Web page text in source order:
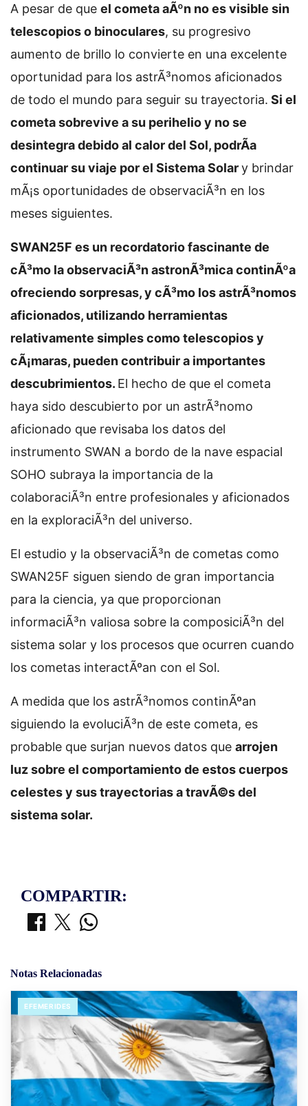
A pesar de que el cometa aÃºn no es visible sin
telescopios o binoculares, su progresivo
aumento de brillo lo convierte en una excelente
oportunidad para los astrÃ³nomos aficionados
de todo el mundo para seguir su trayectoria. Si el
cometa sobrevive a su perihelio y no se
desintegra debido al calor del Sol, podrÃ­a
continuar su viaje por el Sistema Solary brindar
mÃ¡s oportunidades de observaciÃ³n en los
meses siguientes.
SWAN25F es un recordatorio fascinante de
cÃ³mo la observaciÃ³n astronÃ³mica continÃºa
ofreciendo sorpresas, y cÃ³mo los astrÃ³nomos
aficionados, utilizando herramientas
relativamente simples como telescopios y
cÃ¡maras, pueden contribuir a importantes
descubrimientos. El hecho de que el cometa
haya sido descubierto por un astrÃ³nomo
aficionado que revisaba los datos del
instrumento SWAN a bordo de la nave espacial
SOHO subraya la importancia de la
colaboraciÃ³n entre profesionales y aficionados
en la exploraciÃ³n del universo.
El estudio y la observaciÃ³n de cometas como
SWAN25F siguen siendo de gran importancia
para la ciencia, ya que proporcionan
informaciÃ³n valiosa sobre la composiciÃ³n del
sistema solar y los procesos que ocurren cuando
los cometas interactÃºan con el Sol.
A medida que los astrÃ³nomos continÃºan
siguiendo la evoluciÃ³n de este cometa, es
probable que surjan nuevos datos que arrojen
luz sobre el comportamiento de estos cuerpos
celestes y sus trayectorias a travÃ©s del
sistema solar.
COMPARTIR:
Notas Relacionadas
EFEMERIDES